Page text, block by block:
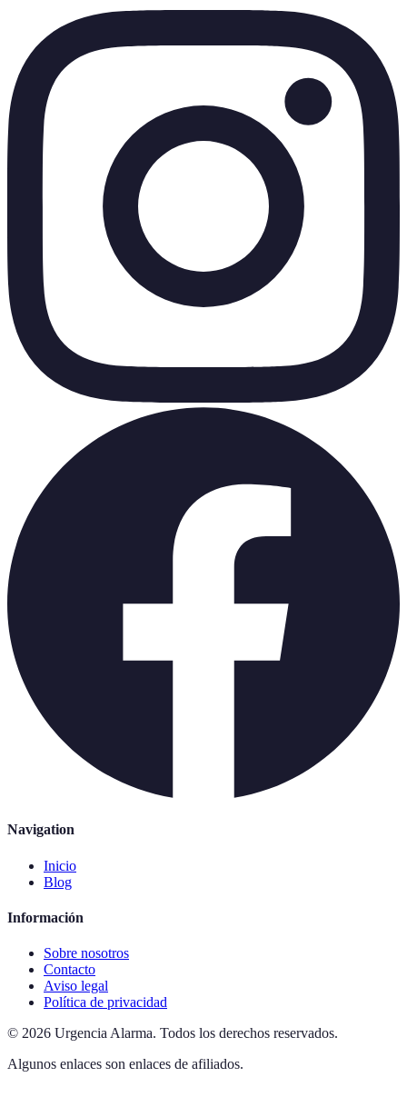
Navigation
Inicio
Blog
Información
Sobre nosotros
Contacto
Aviso legal
Política de privacidad
© 2026 Urgencia Alarma. Todos los derechos reservados.
Algunos enlaces son enlaces de afiliados.